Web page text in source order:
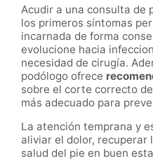
Acudir a una consulta de
los primeros síntomas
incarnada de forma
evolucione hacia
necesidad de cirugía.
podólogo ofrece
sobre el corte correcto
más adecuado para
La atención temprana y
aliviar el dolor, recuperar
salud del pie en buen